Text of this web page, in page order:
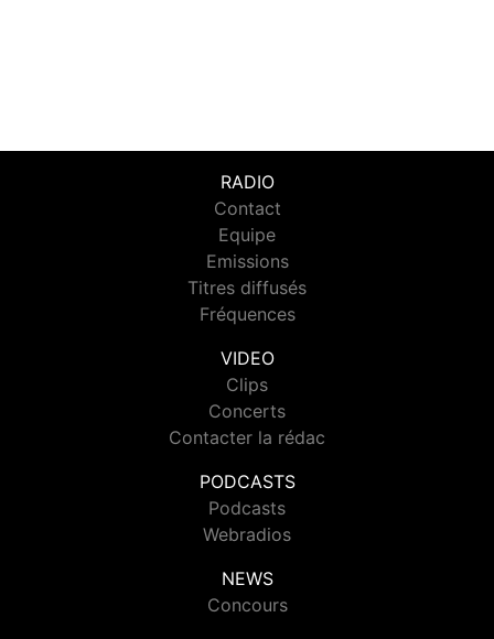
RADIO
Contact
Equipe
Emissions
Titres diffusés
Fréquences
VIDEO
Clips
Concerts
Contacter la rédac
PODCASTS
Podcasts
Webradios
NEWS
Concours